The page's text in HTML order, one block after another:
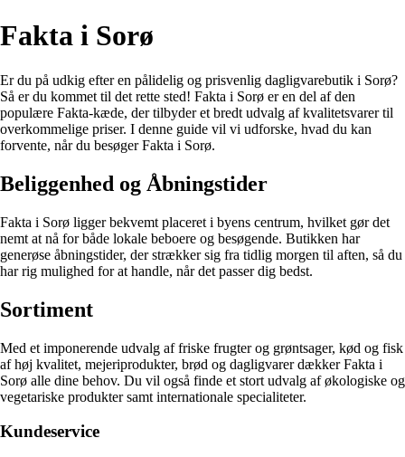
Fakta i Sorø
Er du på udkig efter en pålidelig og prisvenlig dagligvarebutik i Sorø?
Så er du kommet til det rette sted! Fakta i Sorø er en del af den
populære Fakta-kæde, der tilbyder et bredt udvalg af kvalitetsvarer til
overkommelige priser. I denne guide vil vi udforske, hvad du kan
forvente, når du besøger Fakta i Sorø.
Beliggenhed og Åbningstider
Fakta i Sorø ligger bekvemt placeret i byens centrum, hvilket gør det
nemt at nå for både lokale beboere og besøgende. Butikken har
generøse åbningstider, der strækker sig fra tidlig morgen til aften, så du
har rig mulighed for at handle, når det passer dig bedst.
Sortiment
Med et imponerende udvalg af friske frugter og grøntsager, kød og fisk
af høj kvalitet, mejeriprodukter, brød og dagligvarer dækker Fakta i
Sorø alle dine behov. Du vil også finde et stort udvalg af økologiske og
vegetariske produkter samt internationale specialiteter.
Kundeservice